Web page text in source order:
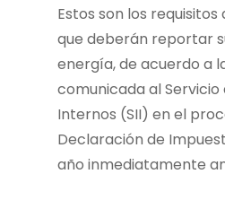
Estos son los
que deberán reportar
energía, de acuerdo a
comunicada al
Internos (SII) en el
Declaración de
año inmediatamente